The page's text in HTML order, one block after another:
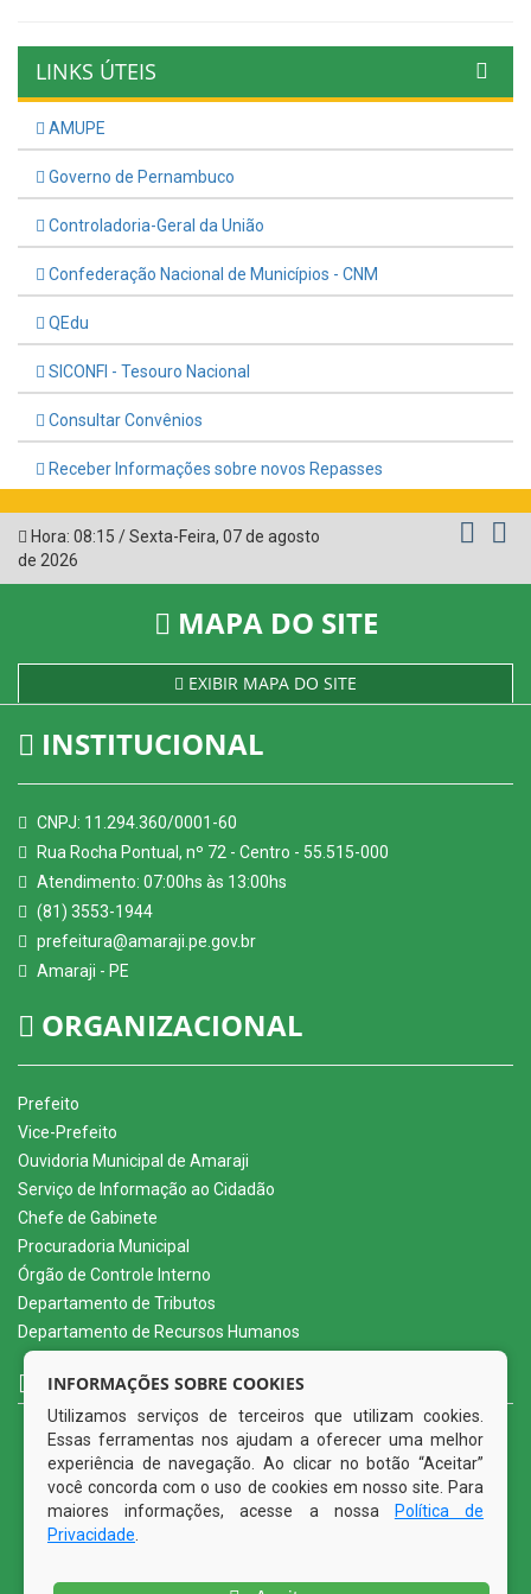
LINKS ÚTEIS
AMUPE
Governo de Pernambuco
Controladoria-Geral da União
Confederação Nacional de Municípios - CNM
QEdu
SICONFI - Tesouro Nacional
Consultar Convênios
Receber Informações sobre novos Repasses
Hora: 08:15 /Sexta-Feira 07 de agosto
de 2026
MAPA DO SITE
EXIBIR MAPA DO SITE
INSTITUCIONAL
CNPJ: 11.294.360/0001-60
Rua Rocha Pontual, nº 72 - Centro - 55.515-000
Atendimento: 07:00hs às 13:00hs
(81) 3553-1944
prefeitura@amaraji.pe.gov.br
Amaraji - PE
ORGANIZACIONAL
Prefeito
Vice-Prefeito
Ouvidoria Municipal de Amaraji
Serviço de Informação ao Cidadão
Chefe de Gabinete
Procuradoria Municipal
Órgão de Controle Interno
Departamento de Tributos
Departamento de Recursos Humanos
CURTA NOSSA FAN PAGE
INFORMAÇÕES SOBRE COOKIES
Utilizamos serviços de terceiros que utilizam cookies.
Essas ferramentas nos ajudam a oferecer uma melhor
experiência de navegação. Ao clicar no botão “Aceitar”
você concorda com o uso de cookies em nosso site. Para
maiores informações, acesse a nossa
Política de
Privacidade